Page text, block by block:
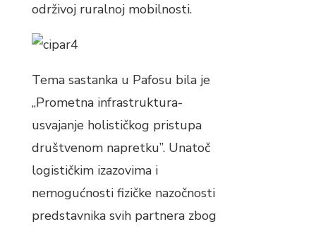
održivoj ruralnoj mobilnosti.
Tema sastanka u Pafosu bila je
„Prometna infrastruktura-
usvajanje holističkog pristupa
društvenom napretku”. Unatoč
logističkim izazovima i
nemogućnosti fizičke nazočnosti
predstavnika svih partnera zbog